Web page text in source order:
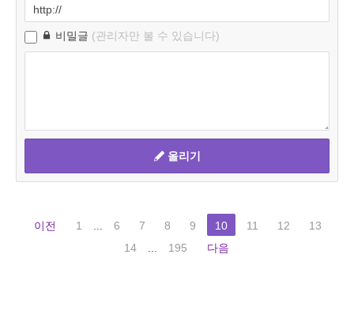
비밀글 (관리자만 볼 수 있습니다)
올리기
이전 1 6 7 8 9 10 11 12
13
14
195 다음